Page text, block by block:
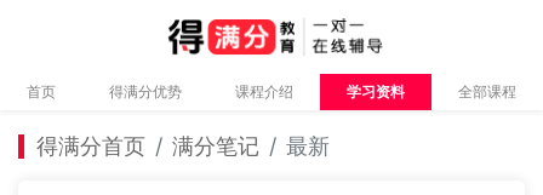
首页 得满分优势 课程介绍 学习资料 全部课程
得满分首页 满分笔记 最新